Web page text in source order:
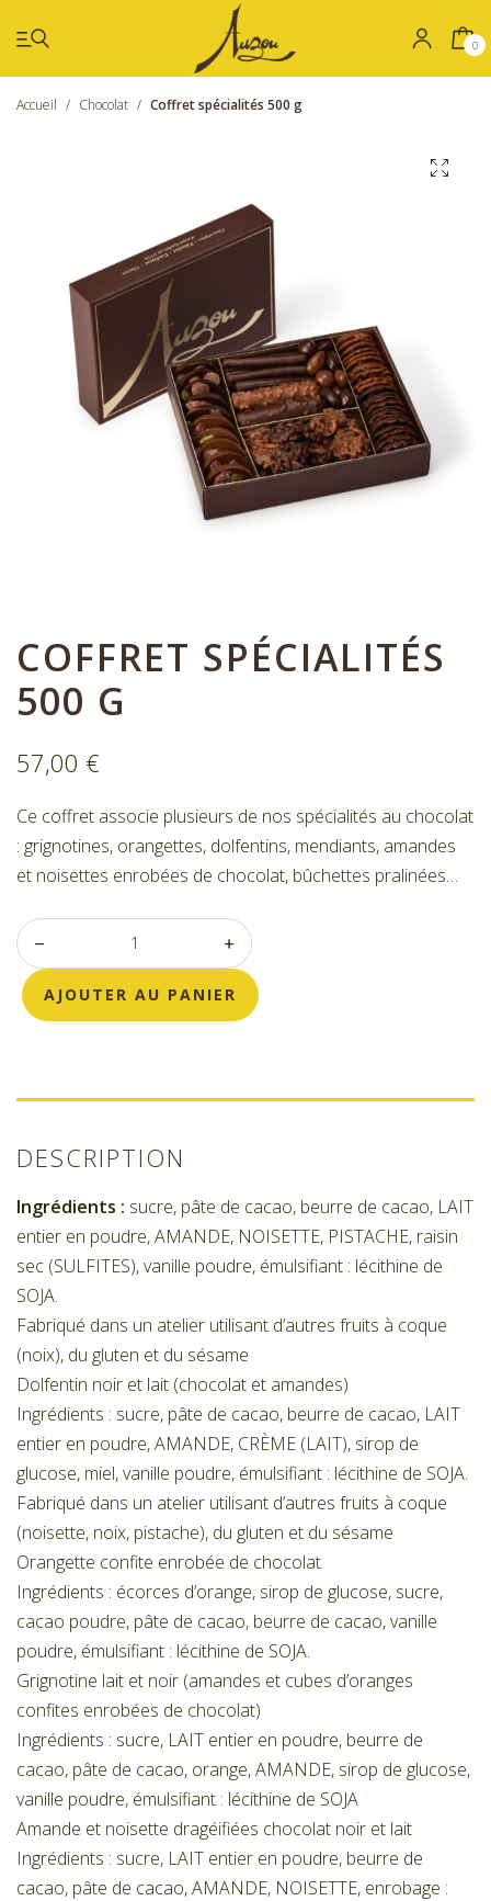
0
Accueil / Chocolat / Coffret spécialités 500 g
COFFRET SPÉCIALITÉS
500 G
57,00 €
Ce coffret associe plusieurs de nos spécialités au chocolat
: grignotines, orangettes, dolfentins, mendiants, amandes
et noisettes enrobées de chocolat, bûchettes pralinées…
AJOUTER AU PANIER
DESCRIPTION
Ingrédients : sucre, pâte de cacao, beurre de cacao, LAIT
entier en poudre, AMANDE, NOISETTE, PISTACHE, raisin
sec (SULFITES), vanille poudre, émulsifiant : lécithine de
SOJA.
Fabriqué dans un atelier utilisant d’autres fruits à coque
(noix), du gluten et du sésame
Dolfentin noir et lait (chocolat et amandes)
Ingrédients : sucre, pâte de cacao, beurre de cacao, LAIT
entier en poudre, AMANDE, CRÈME (LAIT), sirop de
glucose, miel, vanille poudre, émulsifiant : lécithine de SOJA.
Fabriqué dans un atelier utilisant d’autres fruits à coque
(noisette, noix, pistache), du gluten et du sésame
Orangette confite enrobée de chocolat
Ingrédients : écorces d’orange, sirop de glucose, sucre,
cacao poudre, pâte de cacao, beurre de cacao, vanille
poudre, émulsifiant : lécithine de SOJA.
Grignotine lait et noir (amandes et cubes d’oranges
confites enrobées de chocolat)
Ingrédients : sucre, LAIT entier en poudre, beurre de
cacao, pâte de cacao, orange, AMANDE, sirop de glucose,
vanille poudre, émulsifiant : lécithine de SOJA
Amande et noisette dragéifiées chocolat noir et lait
Ingrédients : sucre, LAIT entier en poudre, beurre de
cacao, pâte de cacao, AMANDE, NOISETTE, enrobage :
Chocolat
Confiseries
Nos boutiques
Nos bonbons de chocolat